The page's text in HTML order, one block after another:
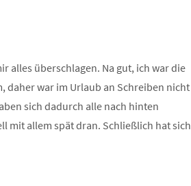
alles überschlagen. Na gut, ich war die
daher war im Urlaub an Schreiben nicht
sich dadurch alle nach hinten
mit allem spät dran. Schließlich hat sich